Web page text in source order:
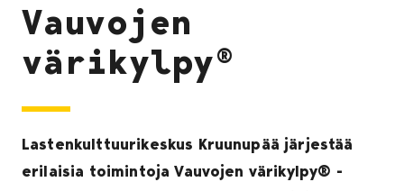
Vauvojen
värikylpy®
Lastenkulttuurikeskus Kruunupää järjestää
erilaisia toimintoja Vauvojen värikylpy® -